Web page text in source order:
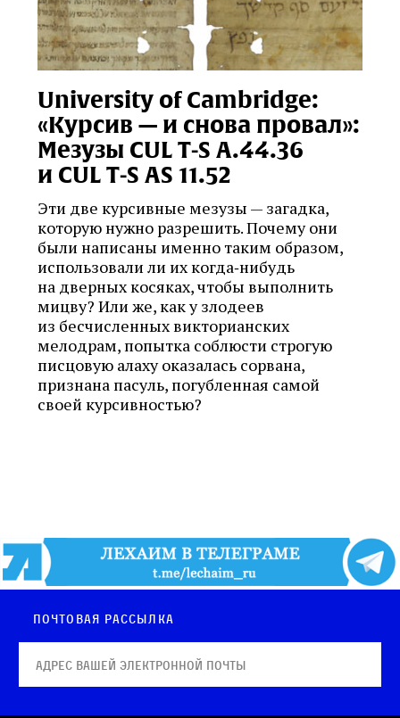
University of Cambridge:
«Курсив — и снова провал»:
Мезузы CUL T‑S A.44.36
и CUL T‑S AS 11.52
Эти две курсивные мезузы — загадка,
которую нужно разрешить. Почему они
были написаны именно таким образом,
использовали ли их когда‑нибудь
на дверных косяках, чтобы выполнить
мицву? Или же, как у злодеев
из бесчисленных викторианских
мелодрам, попытка соблюсти строгую
писцовую алаху оказалась сорвана,
признана пасуль, погубленная самой
своей курсивностью?
Почтовая рассылка